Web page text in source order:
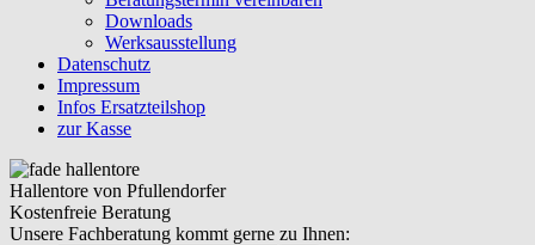
Downloads
Werksausstellung
Datenschutz
Impressum
Infos Ersatzteilshop
zur Kasse
Hallentore von Pfullendorfer
Kostenfreie Beratung
Unsere Fachberatung kommt gerne zu Ihnen: